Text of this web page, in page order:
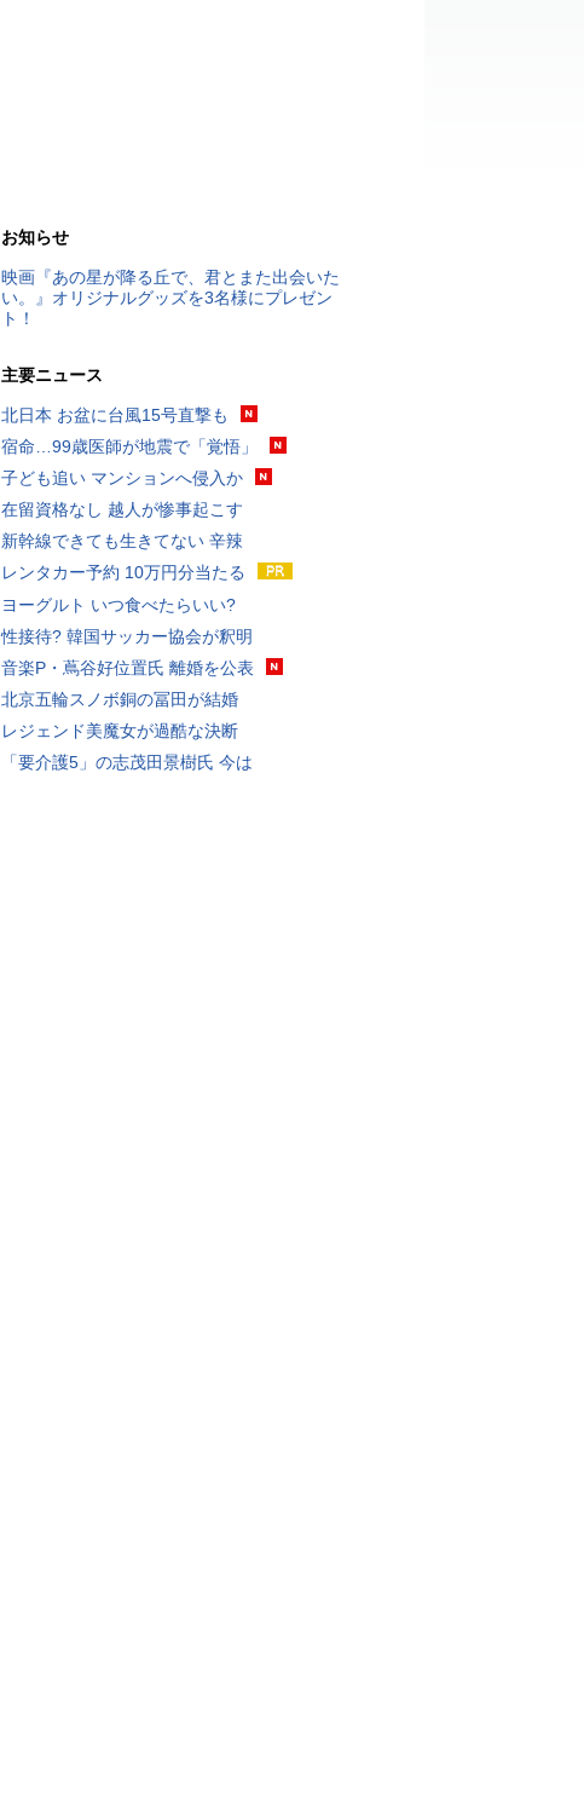
お知らせ
映画『あの星が降る丘で、君とまた出会いた
い。』オリジナルグッズを3名様にプレゼン
ト！
主要ニュース
北日本 お盆に台風15号直撃も
宿命…99歳医師が地震で「覚悟」
子ども追い マンションへ侵入か
在留資格なし 越人が惨事起こす
新幹線できても生きてない 辛辣
レンタカー予約 10万円分当たる
ヨーグルト いつ食べたらいい?
性接待? 韓国サッカー協会が釈明
音楽P・蔦谷好位置氏 離婚を公表
北京五輪スノボ銅の冨田が結婚
レジェンド美魔女が過酷な決断
「要介護5」の志茂田景樹氏 今は